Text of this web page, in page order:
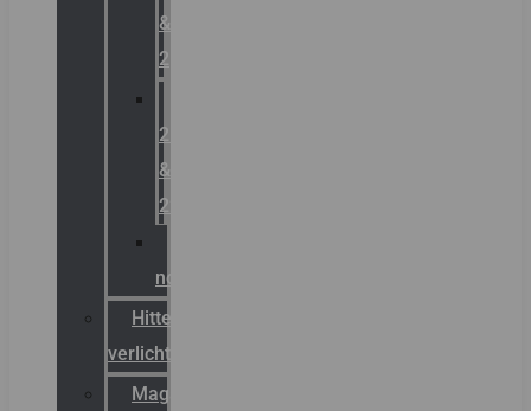
&
2
21
&
22
noodverlichting
Hittebestendige
verlichting
Magazijn